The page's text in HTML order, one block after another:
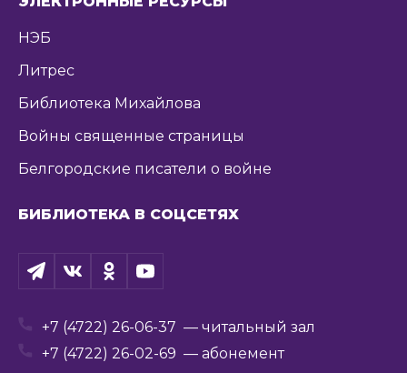
НЭБ
Литрес
Библиотека Михайлова
Войны священные страницы
Белгородские писатели о войне
БИБЛИОТЕКА В СОЦСЕТЯХ
+7 (4722) 26-06-37 — читальный зал
+7 (4722) 26-02-69 — абонемент